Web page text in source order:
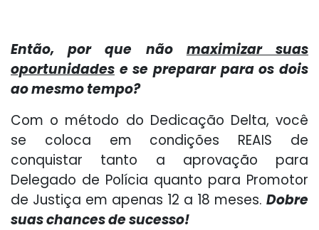
Então, por que não maximizar suas
oportunidades e se preparar para os dois
ao mesmo tempo?
Com o método do Dedicação Delta, você
se coloca em condições REAIS de
conquistar tanto a aprovação para
Delegado de Polícia quanto para Promotor
de Justiça em apenas 12 a 18 meses. Dobre
suas chances de sucesso!